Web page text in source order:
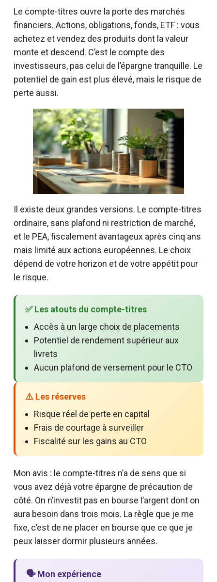
Le compte-titres ouvre la porte des marchés
financiers. Actions, obligations, fonds, ETF : vous
achetez et vendez des produits dont la valeur
monte et descend. C’est le compte des
investisseurs, pas celui de l’épargne tranquille. Le
potentiel de gain est plus élevé, mais le risque de
perte aussi.
Il existe deux grandes versions. Le compte-titres
ordinaire, sans plafond ni restriction de marché,
et le PEA, fiscalement avantageux après cinq ans
mais limité aux actions européennes. Le choix
dépend de votre horizon et de votre appétit pour
le risque.
✅ Les atouts du compte-titres
Accès à un large choix de placements
Potentiel de rendement supérieur aux
livrets
Aucun plafond de versement pour le CTO
⚠️ Les réserves
Risque réel de perte en capital
Frais de courtage à surveiller
Fiscalité sur les gains au CTO
Mon avis : le compte-titres n’a de sens que si
vous avez déjà votre épargne de précaution de
côté. On n’investit pas en bourse l’argent dont on
aura besoin dans trois mois. La règle que je me
fixe, c’est de ne placer en bourse que ce que je
peux laisser dormir plusieurs années.
🗣️ Mon expérience